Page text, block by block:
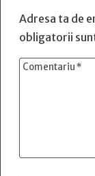
Adresa ta de
obligatorii